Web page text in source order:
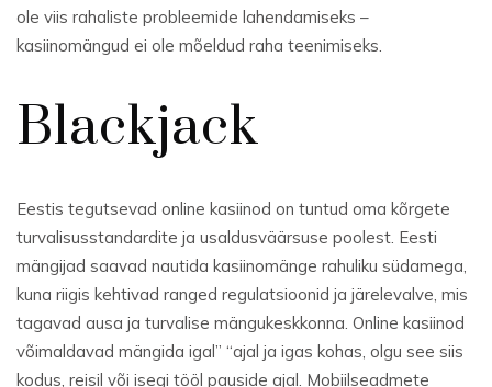
ole viis rahaliste probleemide lahendamiseks –
kasiinomängud ei ole mõeldud raha teenimiseks.
Blackjack
Eestis tegutsevad online kasiinod on tuntud oma kõrgete
turvalisusstandardite ja usaldusväärsuse poolest. Eesti
mängijad saavad nautida kasiinomänge rahuliku südamega,
kuna riigis kehtivad ranged regulatsioonid ja järelevalve, mis
tagavad ausa ja turvalise mängukeskkonna. Online kasiinod
võimaldavad mängida igal” “ajal ja igas kohas, olgu see siis
kodus, reisil või isegi tööl pauside ajal. Mobiilseadmete